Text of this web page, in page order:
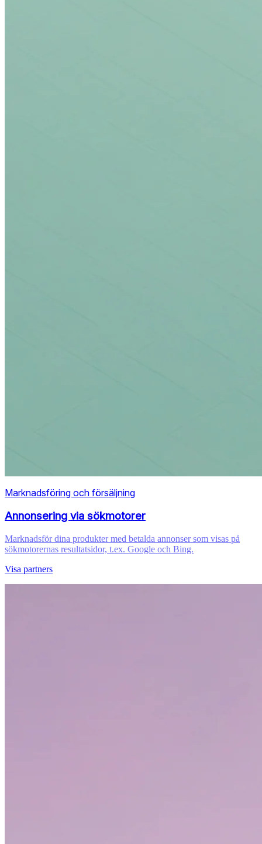
Marknadsföring och försäljning
Annonsering via sökmotorer
Marknadsför dina produkter med betalda annonser som visas på
sökmotorernas resultatsidor, t.ex. Google och Bing.
Visa partners